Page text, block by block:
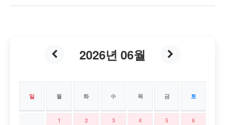
2026년 06월
일 월 화 수 목 금 토
1 2 3 4 5 6